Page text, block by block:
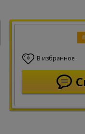
0 В избранное